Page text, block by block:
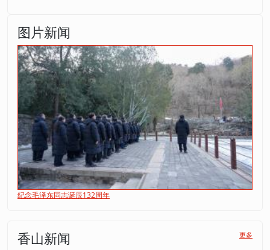
图片新闻
纪念毛泽东同志诞辰132周年
香山新闻 更多